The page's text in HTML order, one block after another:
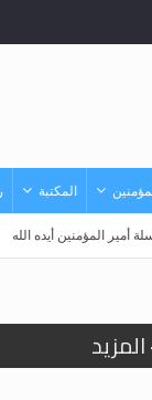
المكتبة
أمير المؤمنين أيده الله